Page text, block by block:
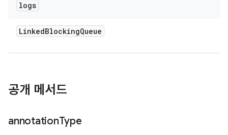
logs
LinkedBlockingQueue
공개 메서드
annotationType